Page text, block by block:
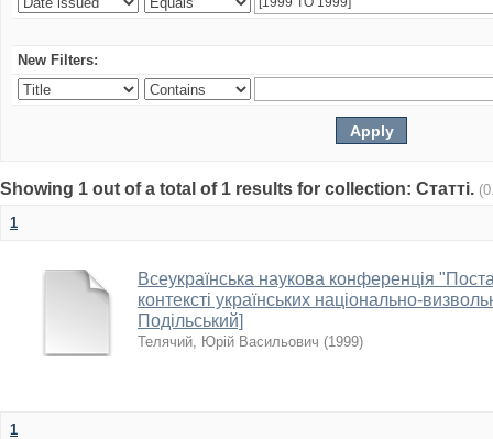
New Filters:
Showing 1 out of a total of 1 results for collection: Статті.
1
Всеукраїнська наукова конференція
контексті українських національно-
Подільський]
Телячий, Юрій Васильович (1999)
1